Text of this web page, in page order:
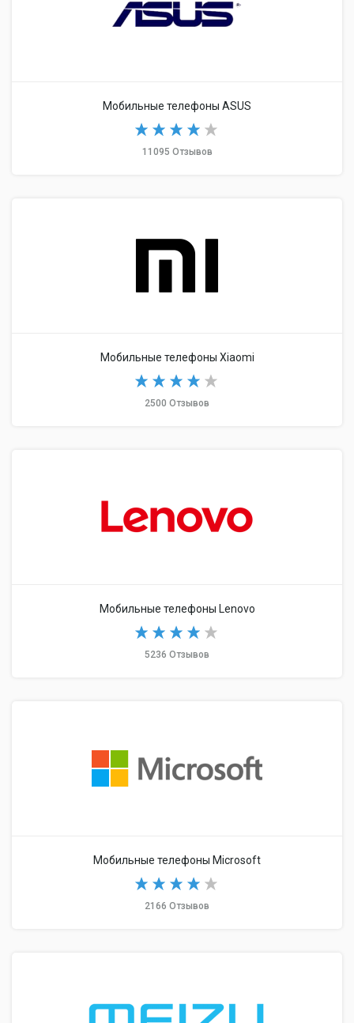
Мобильные телефоны ASUS
11095 Отзывов
Мобильные телефоны Xiaomi
2500 Отзывов
Мобильные телефоны Lenovo
5236 Отзывов
Мобильные телефоны Microsoft
2166 Отзывов